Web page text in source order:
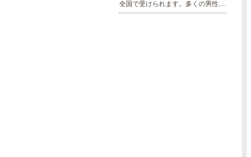
全国で受けられます。多くの男性患
者様にご支持頂き、新宿1院から始